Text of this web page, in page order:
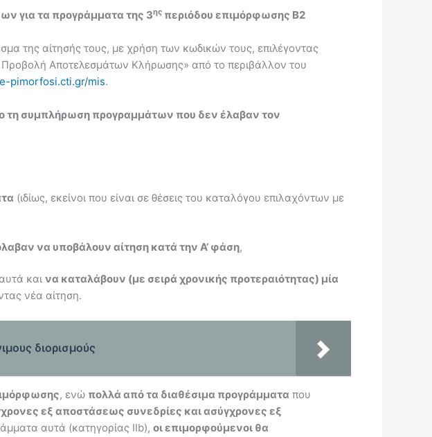
για τα προγράμματα της 3ης περιόδου επιμόρφωσης Β2
της αίτησής τους, με χρήση των κωδικών τους, επιλέγοντας
Αποτελεσμάτων Κλήρωσης» από το περιβάλλον του
pimorfosi.cti.gr/mis.
τη συμπλήρωση προγραμμάτων που δεν έλαβαν τον
(ιδίως, εκείνοι που είναι σε θέσεις του καταλόγου επιλαχόντων με
να υποβάλουν αίτηση κατά την Α’ φάση,
και να καταλάβουν (με σειρά χρονικής προτεραιότητας) μία
νέα αίτηση.
διορισμούς
, ενώ πολλά από τα διαθέσιμα προγράμματα που
εξ αποστάσεως συνεδρίες και ασύγχρονες εξ
αυτά (κατηγορίας IIb), οι επιμορφούμενοι θα